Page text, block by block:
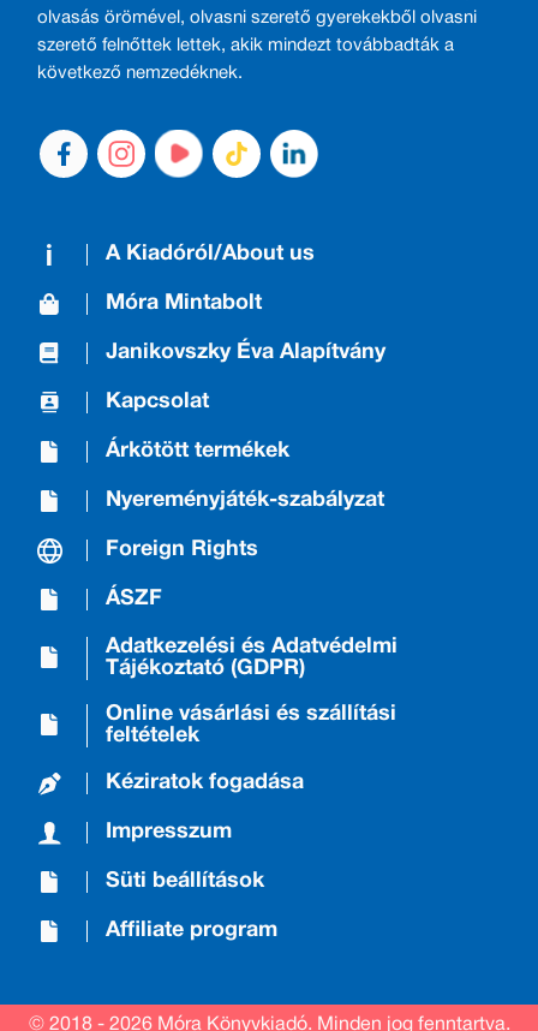
olvasás örömével, olvasni szerető gyerekekből olvasni
szerető felnőttek lettek, akik mindezt továbbadták a
következő nemzedéknek.
A Kiadóról/About us
Móra Mintabolt
Janikovszky Éva Alapítvány
Kapcsolat
Árkötött termékek
Nyereményjáték-szabályzat
Foreign Rights
ÁSZF
Adatkezelési és Adatvédelmi
Tájékoztató (GDPR)
Online vásárlási és szállítási
feltételek
Kéziratok fogadása
Impresszum
Süti beállítások
Affiliate program
© 2018 - 2026 Móra Könyvkiadó. Minden jog fenntartva.